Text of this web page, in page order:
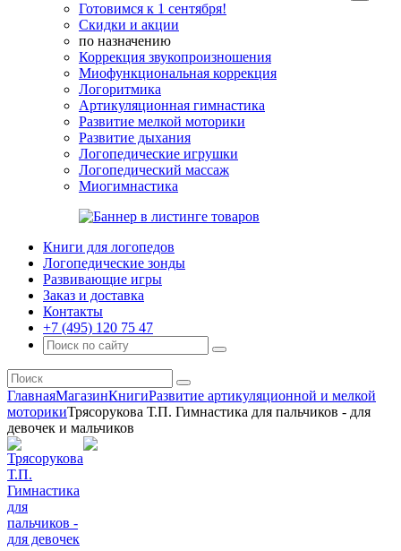
Готовимся к 1 сентября!
Скидки и акции
по назначению
Коррекция звукопроизношения
Миофункциональная коррекция
Логоритмика
Артикуляционная гимнастика
Развитие мелкой моторики
Развитие дыхания
Логопедические игрушки
Логопедический массаж
Миогимнастика
Книги для логопедов
Логопедические зонды
Развивающие игры
Заказ и доставка
Контакты
+7 (495) 120 75 47
ГлавнаяМагазинКнигиРазвитие артикуляционной и мелкой
моторикиТрясорукова Т.П. Гимнастика для пальчиков - для
девочек и мальчиков